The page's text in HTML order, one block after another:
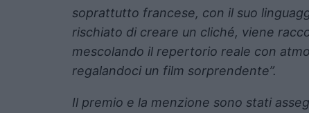
soprattutto francese, con il suo
rischiato di creare un cliché, viene
mescolando il repertorio reale con
regalandoci un film sorprendente”.
Il premio e la menzione sono stati